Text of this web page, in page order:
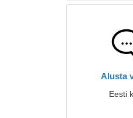
Alusta
Eesti